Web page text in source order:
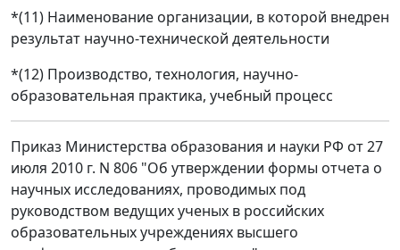
*(11) Наименование организации, в которой внедрен
результат научно-технической деятельности
*(12) Производство, технология, научно-
образовательная практика, учебный процесс
Приказ Министерства образования и науки РФ от 27
июля 2010 г. N 806 "Об утверждении формы отчета о
научных исследованиях, проводимых под
руководством ведущих ученых в российских
образовательных учреждениях высшего